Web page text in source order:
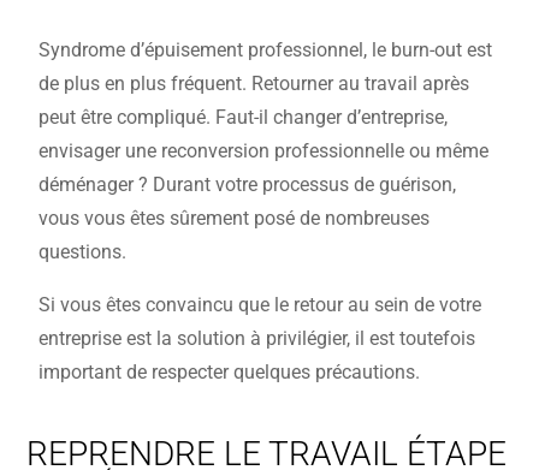
Syndrome d’épuisement professionnel, le burn-out est
de plus en plus fréquent. Retourner au travail après
peut être compliqué. Faut-il changer d’entreprise,
envisager une reconversion professionnelle ou même
déménager ? Durant votre processus de guérison,
vous vous êtes sûrement posé de nombreuses
questions.
Si vous êtes convaincu que le retour au sein de votre
entreprise est la solution à privilégier, il est toutefois
important de respecter quelques précautions.
REPRENDRE LE TRAVAIL ÉTAPE